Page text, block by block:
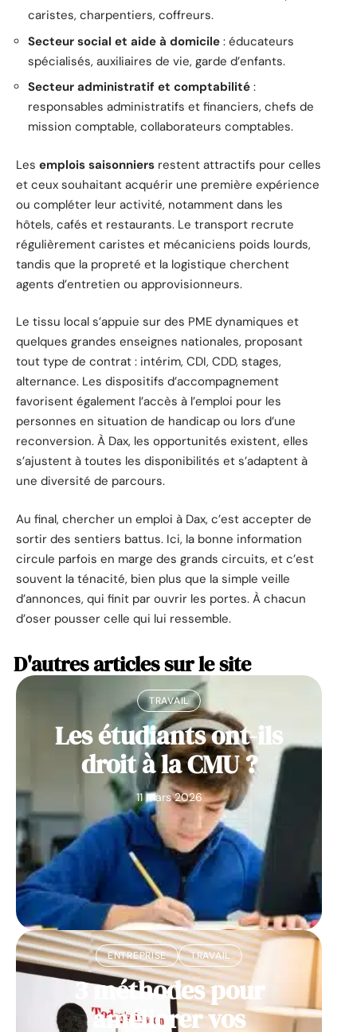
caristes, charpentiers, coffreurs.
Secteur social et aide à domicile : éducateurs
spécialisés, auxiliaires de vie, garde d’enfants.
Secteur administratif et comptabilité :
responsables administratifs et financiers, chefs de
mission comptable, collaborateurs comptables.
Les emplois saisonniers restent attractifs pour celles
et ceux souhaitant acquérir une première expérience
ou compléter leur activité, notamment dans les
hôtels, cafés et restaurants. Le transport recrute
régulièrement caristes et mécaniciens poids lourds,
tandis que la propreté et la logistique cherchent
agents d’entretien ou approvisionneurs.
Le tissu local s’appuie sur des PME dynamiques et
quelques grandes enseignes nationales, proposant
tout type de contrat : intérim, CDI, CDD, stages,
alternance. Les dispositifs d’accompagnement
favorisent également l’accès à l’emploi pour les
personnes en situation de handicap ou lors d’une
reconversion. À Dax, les opportunités existent, elles
s’ajustent à toutes les disponibilités et s’adaptent à
une diversité de parcours.
Au final, chercher un emploi à Dax, c’est accepter de
sortir des sentiers battus. Ici, la bonne information
circule parfois en marge des grands circuits, et c’est
souvent la ténacité, bien plus que la simple veille
d’annonces, qui finit par ouvrir les portes. À chacun
d’oser pousser celle qui lui ressemble.
D'autres articles sur le site
TRAVAIL
Les étudiants ont-ils
droit à la CMU ?
11 mars 2026
ENTREPRISE TRAVAIL
3 méthodes pour
améliorer vos